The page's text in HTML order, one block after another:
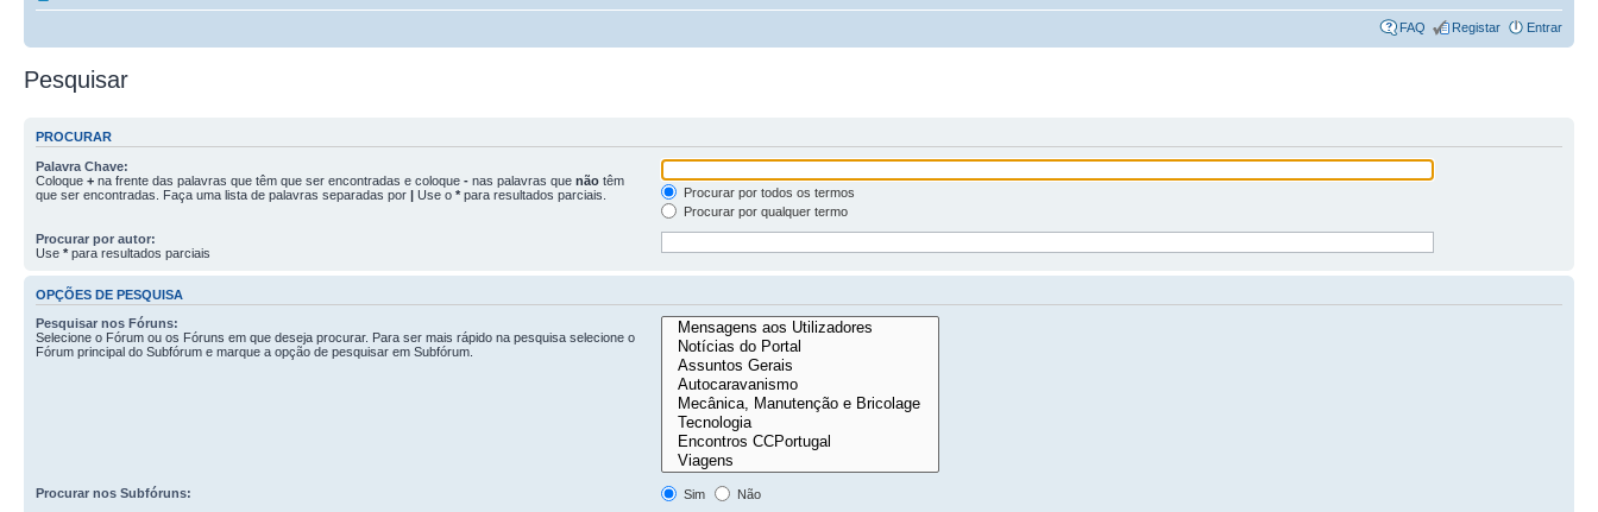
FAQ Registar Entrar
Pesquisar
PROCURAR
Palavra Chave:
Coloque + na frente das palavras que têm que ser encontradas e coloque - nas palavras que não têm
que ser encontradas. Faça uma lista de palavras separadas por | Use o * para resultados parciais.
Procurar por todos os termos
Procurar por qualquer termo
Procurar por autor:
Use * para resultados parciais
OPÇÕES DE PESQUISA
Pesquisar nos Fóruns:
Selecione o Fórum ou os Fóruns em que deseja procurar. Para ser mais rápido na pesquisa selecione o
Fórum principal do Subfórum e marque a opção de pesquisar em Subfórum.
Procurar nos Subfóruns: Sim Não